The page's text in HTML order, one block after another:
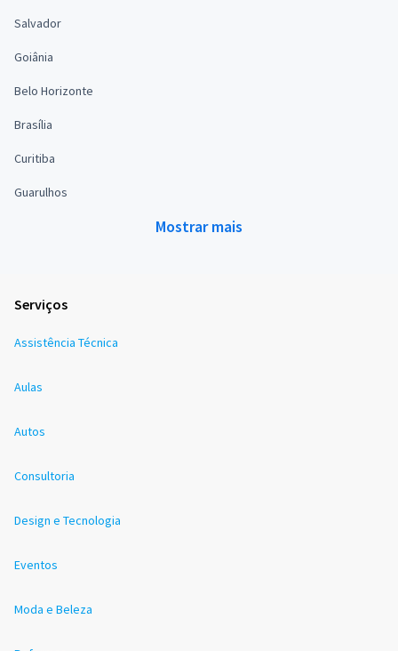
Salvador
Goiânia
Belo Horizonte
Brasília
Curitiba
Guarulhos
Mostrar mais
Serviços
Assistência Técnica
Aulas
Autos
Consultoria
Design e Tecnologia
Eventos
Moda e Beleza